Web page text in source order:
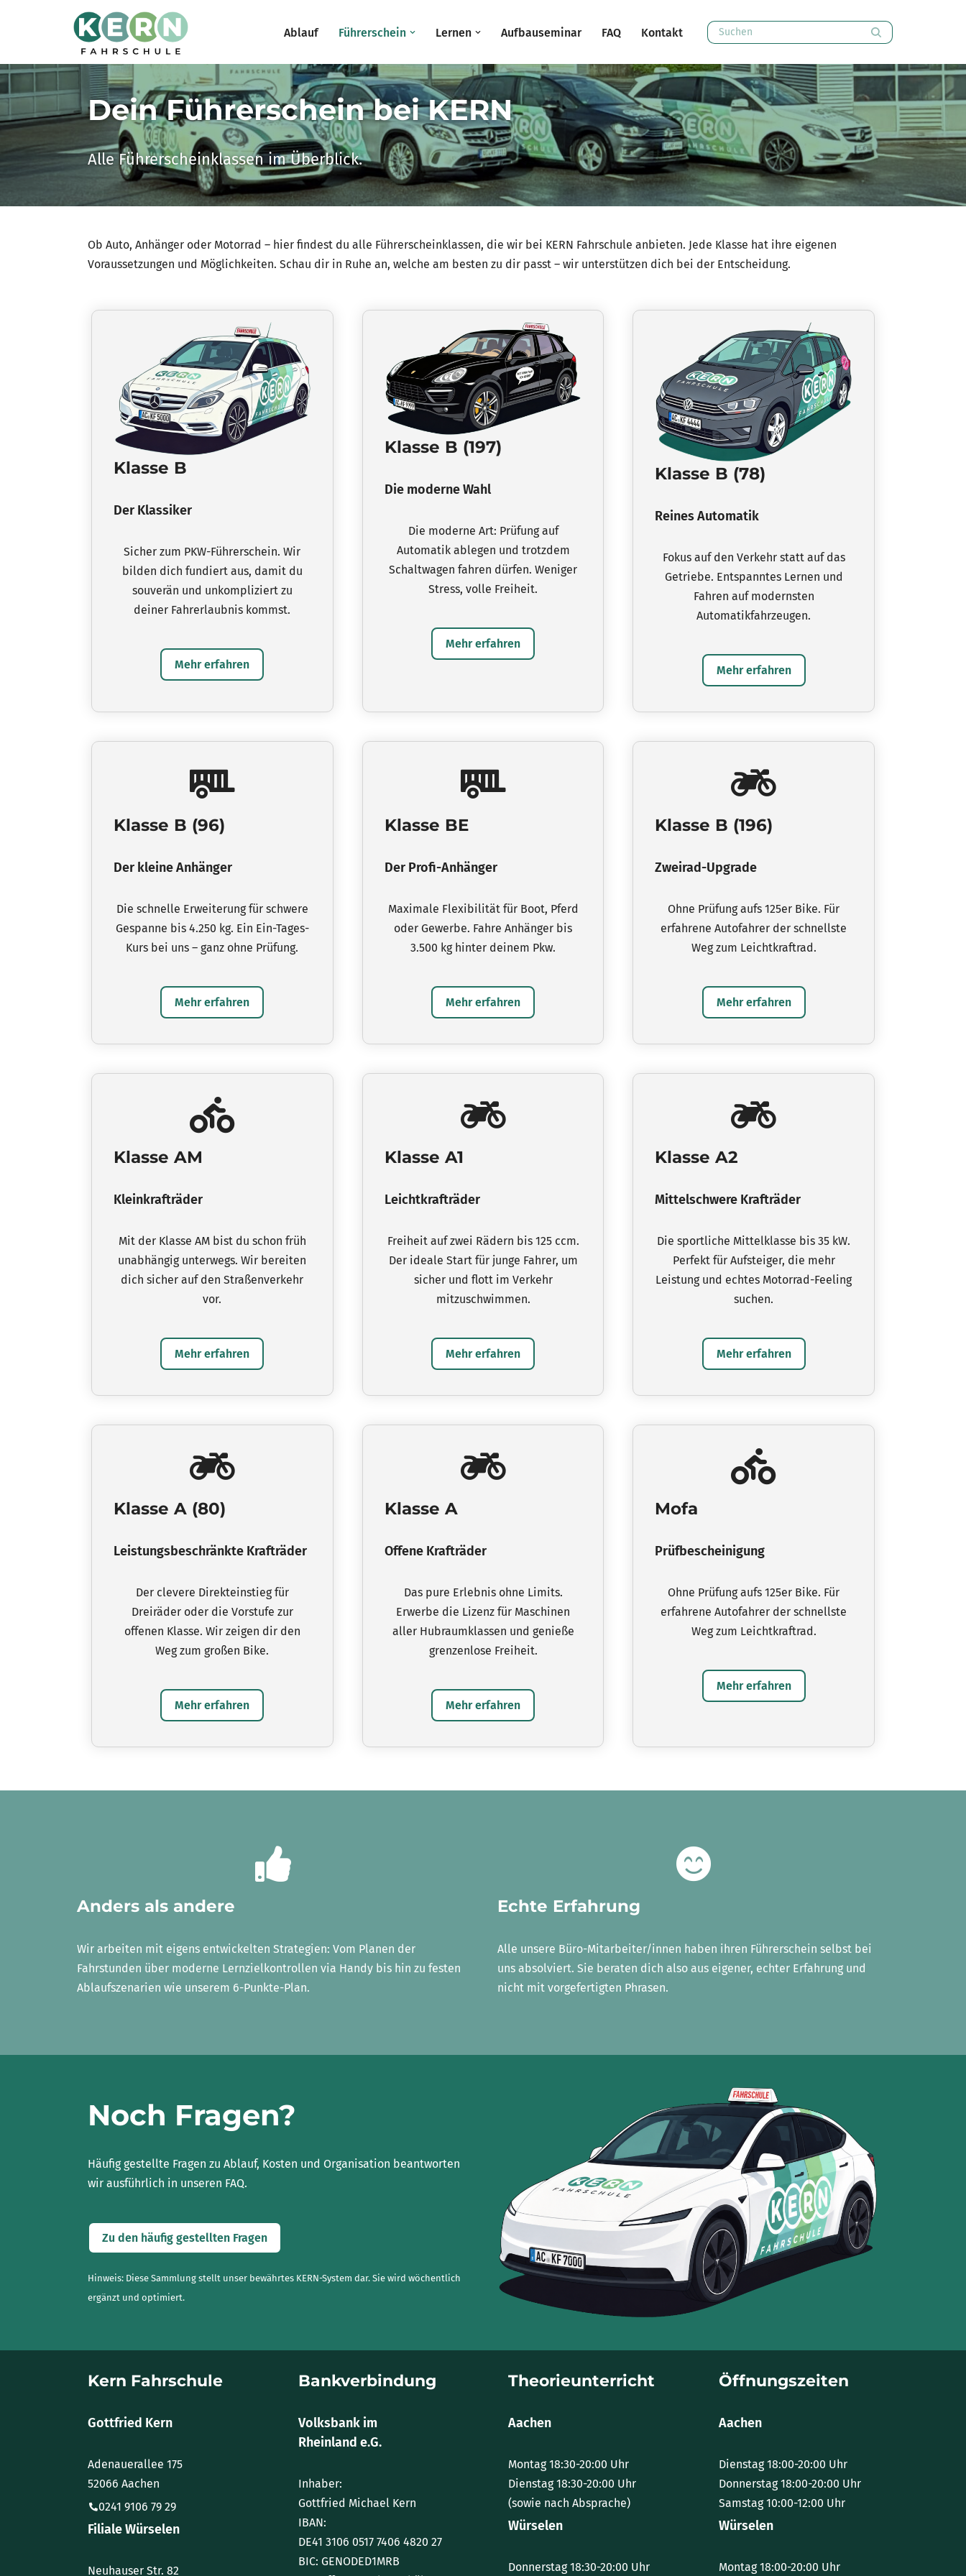
springen
Ablauf Führerschein Lernen Aufbauseminar FAQ Kontakt
Dein Führerschein bei KERN
Alle Führerscheinklassen im Überblick.
Ob Auto, Anhänger oder Motorrad – hier findest du alle Führerscheinklassen, die wir bei KERN Fahrschule anbieten. Jede Klasse hat ihre eigenen
Voraussetzungen und Möglichkeiten. Schau dir in Ruhe an, welche am besten zu dir passt – wir unterstützen dich bei der Entscheidung.
Klasse B
Der Klassiker
Sicher zum PKW-Führerschein. Wir
bilden dich fundiert aus, damit du
souverän und unkompliziert zu
deiner Fahrerlaubnis kommst.
Mehr erfahren
Klasse B (197)
Die moderne Wahl
Die moderne Art: Prüfung auf
Automatik ablegen und trotzdem
Schaltwagen fahren dürfen. Weniger
Stress, volle Freiheit.
Mehr erfahren
Klasse B (78)
Reines Automatik
Fokus auf den Verkehr statt auf das
Getriebe. Entspanntes Lernen und
Fahren auf modernsten
Automatikfahrzeugen.
Mehr erfahren
Klasse B (96)
Der kleine Anhänger
Die schnelle Erweiterung für schwere
Gespanne bis 4.250 kg. Ein Ein-Tages-
Kurs bei uns – ganz ohne Prüfung.
Mehr erfahren
Klasse BE
DerProfi-Anhänger
Maximale Flexibilität für Boot, Pferd
oder Gewerbe. Fahre Anhänger bis
3.500 kg hinter deinem Pkw.
Mehr erfahren
Klasse B (196)
Zweirad-Upgrade
Ohne Prüfung aufs 125er Bike. Für
erfahrene Autofahrer der schnellste
Weg zum Leichtkraftrad.
Mehr erfahren
Klasse AM
Kleinkrafträder
Mit der Klasse AM bist du schon früh
unabhängig unterwegs. Wir bereiten
dich sicher auf den Straßenverkehr
vor.
Mehr erfahren
Klasse A1
Leichtkrafträder
Freiheit auf zwei Rädern bis 125 ccm.
Der ideale Start für junge Fahrer, um
sicher und flott im Verkehr
mitzuschwimmen.
Mehr erfahren
Klasse A2
Mittelschwere Krafträder
Die sportliche Mittelklasse bis 35 kW.
Perfekt für Aufsteiger, die mehr
Leistung und echtes Motorrad-Feeling
suchen.
Mehr erfahren
Klasse A (80)
Leistungsbeschränkte Krafträder
Der clevere Direkteinstieg für
Dreiräder oder die Vorstufe zur
offenen Klasse. Wir zeigen dir den
Weg zum großen Bike.
Mehr erfahren
Klasse A
Offene Krafträder
Das pure Erlebnis ohne Limits.
Erwerbe die Lizenz für Maschinen
aller Hubraumklassen und genieße
grenzenlose Freiheit.
Mehr erfahren
Mofa
Prüfbescheinigung
Ohne Prüfung aufs 125er Bike. Für
erfahrene Autofahrer der schnellste
Weg zum Leichtkraftrad.
Mehr erfahren
Anders als andere
Wir arbeiten mit eigens entwickelten Strategien: Vom Planen der
Fahrstunden über moderne Lernzielkontrollen via Handy bis hin zu festen
Ablaufszenarien wie unserem 6-Punkte-Plan.
Echte Erfahrung
Alle unsere Büro-Mitarbeiter/innen haben ihren Führerschein selbst bei
uns absolviert. Sie beraten dich also aus eigener, echter Erfahrung und
nicht mit vorgefertigten Phrasen.
Noch Fragen?
Häufig gestellte Fragen zu Ablauf, Kosten und Organisation beantworten
wir ausführlich in unseren FAQ.
Zu den häufig gestellten Fragen
Hinweis: Diese Sammlung stellt unser bewährtes KERN-System dar. Sie wird wöchentlich
ergänzt und optimiert.
Kern Fahrschule
Gottfried Kern
Adenauerallee 175
52066 Aachen
0241 9106 79 29
Filiale Würselen
Neuhauser Str. 82
Bankverbindung
Volksbank im
Rheinland e.G.
Inhaber:
Gottfried Michael Kern
IBAN:
DE41 3106 0517 7406 4820 27
BIC: GENODED1MRB
Theorieunterricht
Aachen
Montag 18:30-20:00 Uhr
Dienstag 18:30-20:00 Uhr
(sowie nach Absprache)
Würselen
Donnerstag 18:30-20:00 Uhr
Öffnungszeiten
Aachen
Dienstag 18:00-20:00 Uhr
Donnerstag 18:00-20:00 Uhr
Samstag 10:00-12:00 Uhr
Würselen
Montag 18:00-20:00 Uhr